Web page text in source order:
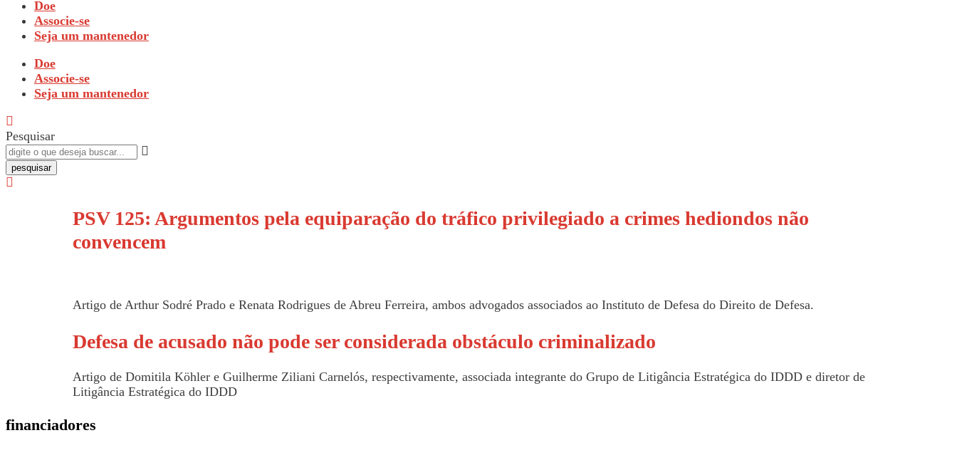
Doe
Associe-se
Seja um mantenedor
Doe
Associe-se
Seja um mantenedor
Pesquisar
pesquisar
PSV 125: Argumentos pela equiparação do tráfico privilegiado a crimes hediondos não
convencem
Artigo de Arthur Sodré Prado e Renata Rodrigues de Abreu Ferreira, ambos advogados associados ao Instituto de Defesa do Direito de Defesa.
Defesa de acusado não pode ser considerada obstáculo criminalizado
Artigo de Domitila Köhler e Guilherme Ziliani Carnelós, respectivamente, associada integrante do Grupo de Litigância Estratégica do IDDD e diretor de
Litigância Estratégica do IDDD
financiadores